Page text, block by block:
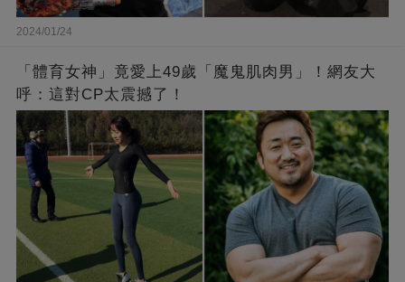
2024/01/24
「體育女神」竟愛上49歲「魔鬼肌肉男」！網友大
呼：這對CP太震撼了！